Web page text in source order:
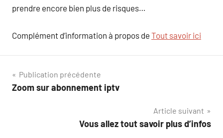
prendre encore bien plus de risques…
Complément d’information à propos de Tout savoir ici
Navigation
de
Publication précédente
Zoom sur abonnement iptv
Article suivant
Vous allez tout savoir plus d’infos